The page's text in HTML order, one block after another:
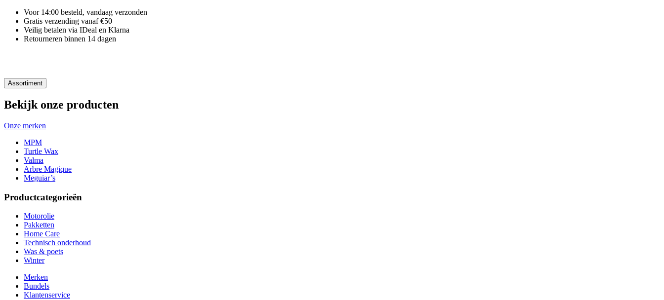
Voor 14:00 besteld, vandaag verzonden
Gratis verzending vanaf €50
Veilig betalen via IDeal en Klarna
Retourneren binnen 14 dagen
Assortiment
Bekijk onze producten
Onze merken
MPM
Turtle Wax
Valma
Arbre Magique
Meguiar’s
Productcategorieën
Motorolie
Pakketten
Home Care
Technisch onderhoud
Was & poets
Winter
Merken
Bundels
Klantenservice